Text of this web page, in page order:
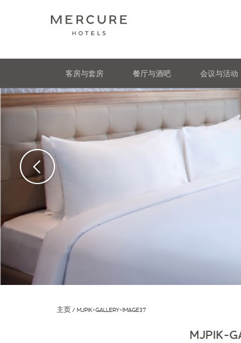
客房与套房 餐厅与酒吧 会议与活动
主页 MJPIK-GALLERY-IMAGE37
MJPIK-